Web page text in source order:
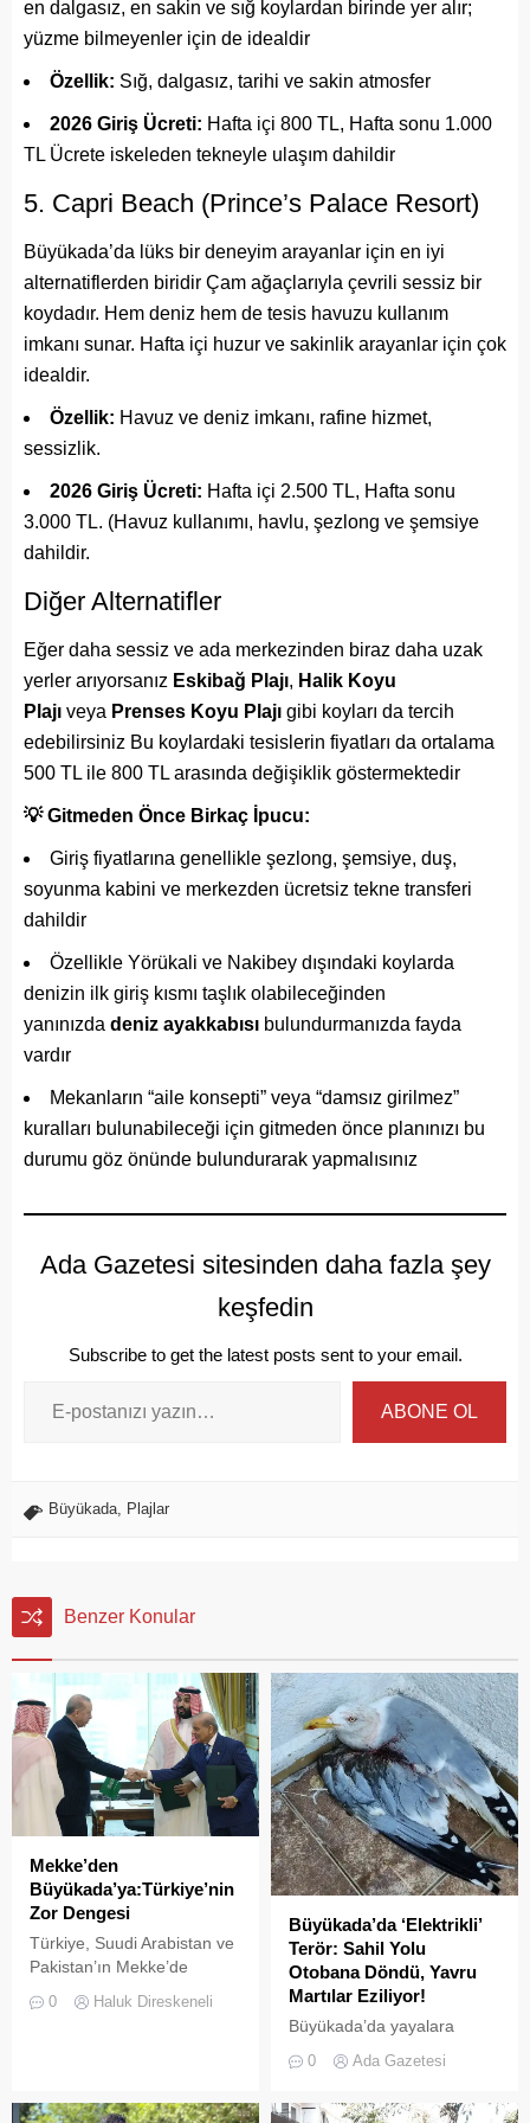
en dalgasız, en sakin ve sığ koylardan birinde yer alır;
yüzme bilmeyenler için de idealdir
Özellik: Sığ, dalgasız, tarihi ve sakin atmosfer
2026 Giriş Ücreti: Hafta içi 800 TL, Hafta sonu 1.000
TL Ücrete iskeleden tekneyle ulaşım dahildir
5. Capri Beach (Prince’s Palace Resort)
Büyükada’da lüks bir deneyim arayanlar için en iyi
alternatiflerden biridir Çam ağaçlarıyla çevrili sessiz bir
koydadır. Hem deniz hem de tesis havuzu kullanım
imkanı sunar. Hafta içi huzur ve sakinlik arayanlar için çok
idealdir.
Özellik: Havuz ve deniz imkanı, rafine hizmet,
sessizlik.
2026 Giriş Ücreti: Hafta içi 2.500 TL, Hafta sonu
3.000 TL. (Havuz kullanımı, havlu, şezlong ve şemsiye
dahildir.
Diğer Alternatifler
Eğer daha sessiz ve ada merkezinden biraz daha uzak
yerler arıyorsanız Eskibağ Plajı, Halik Koyu
Plajı veya Prenses Koyu Plajı gibi koyları da tercih
edebilirsiniz Bu koylardaki tesislerin fiyatları da ortalama
500 TL ile 800 TL arasında değişiklik göstermektedir
💡 Gitmeden Önce Birkaç İpucu:
Giriş fiyatlarına genellikle şezlong, şemsiye, duş,
soyunma kabini ve merkezden ücretsiz tekne transferi
dahildir
Özellikle Yörükali ve Nakibey dışındaki koylarda
denizin ilk giriş kısmı taşlık olabileceğinden
yanınızda deniz ayakkabısı bulundurmanızda fayda
vardır
Mekanların “aile konsepti” veya “damsız girilmez”
kuralları bulunabileceği için gitmeden önce planınızı bu
durumu göz önünde bulundurarak yapmalısınız
Ada Gazetesi sitesinden daha fazla şey
keşfedin
Subscribe to get the latest posts sent to your email.
ABONE OL
Büyükada, Plajlar
Benzer Konular
Mekke’den
Büyükada’ya:Türkiye’nin
Zor Dengesi
Türkiye, Suudi Arabistan ve
Pakistan’ın Mekke’de
imzaladığı Ortak Savunma
Anlaşması, bölgesel
NATO’su” olarak
0 Haluk Direskeneli
Büyükada’da ‘Elektrikli’
Terör: Sahil Yolu
Otobana Döndü, Yavru
Martılar Eziliyor!
Büyükada’da yayalara
tanımaz elektrikli araç
0 Ada Gazetesi